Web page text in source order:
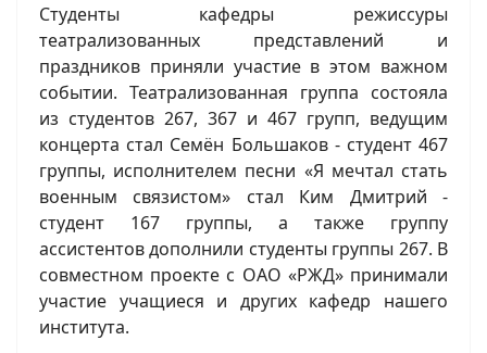
Студенты кафедры режиссуры
театрализованных представлений и
праздников приняли участие в этом важном
событии. Театрализованная группа состояла
из студентов 267, 367 и 467 групп, ведущим
концерта стал Семён Большаков - студент 467
группы, исполнителем песни «Я мечтал стать
военным связистом» стал Ким Дмитрий -
студент 167 группы, а также группу
ассистентов дополнили студенты группы 267. В
совместном проекте с ОАО «РЖД» принимали
участие учащиеся и других кафедр нашего
института.